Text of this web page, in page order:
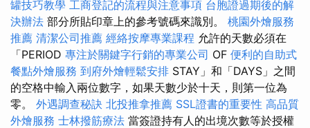
罐技巧教學 工商登記的流程與注意事項 台胞證過期後的解
決辦法 部分所貼印章上的參考號碼來識別。 桃園外燴服務
推薦 清潔公司推薦 經絡按摩專業課程 允許的天數必須在
「PERIOD 專注於關鍵字行銷的專業公司 OF 便利的自助式
餐點外燴服務 到府外燴輕鬆安排 STAY」和「DAYS」之間
的空格中輸入兩位數字，如果天數少於十天，則第一位為
零。 外遇調查秘訣 北投推拿推薦 SSL證書的重要性 高品質
外燴服務 士林撥筋療法 當簽證持有人的出境次數等於授權